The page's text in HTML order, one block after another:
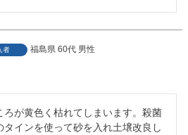
者 福島県 60代 男性
が黄色く枯れてしまいます。殺菌
インを使って砂を入れ土壌改良し